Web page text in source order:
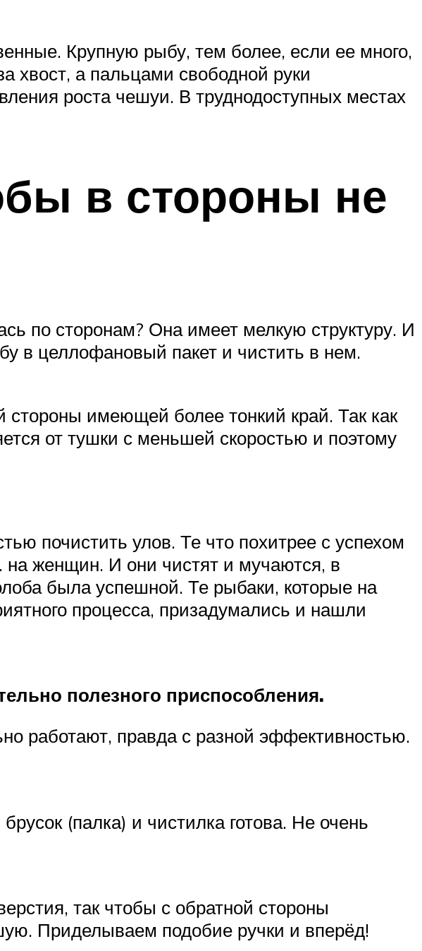
Крупную рыбу, тем более, если ее много,
хвост, а пальцами свободной руки
роста чешуи. В труднодоступных местах
в стороны не
по сторонам? Она имеет мелкую структуру. И
в целлофановый пакет и чистить в нем.
имеющей более тонкий край. Так как
от тушки с меньшей скоростью и поэтому
почистить улов. Те что похитрее с успехом
женщин. И они чистят и мучаются, в
была успешной. Те рыбаки, которые на
процесса, призадумались и нашли
полезного приспособления.
работают, правда с разной эффективностью.
(палка) и чистилка готова. Не очень
так чтобы с обратной стороны
Приделываем подобие ручки и вперёд!